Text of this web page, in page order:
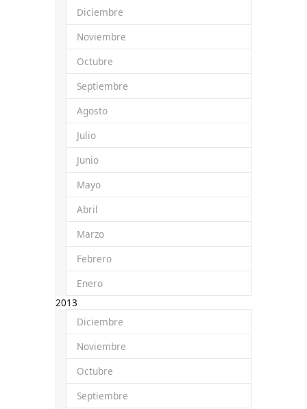
Diciembre
Noviembre
Octubre
Septiembre
Agosto
Julio
Junio
Mayo
Abril
Marzo
Febrero
Enero
2013
Diciembre
Noviembre
Octubre
Septiembre